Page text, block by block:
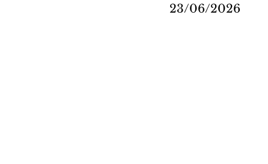
23/06/2026